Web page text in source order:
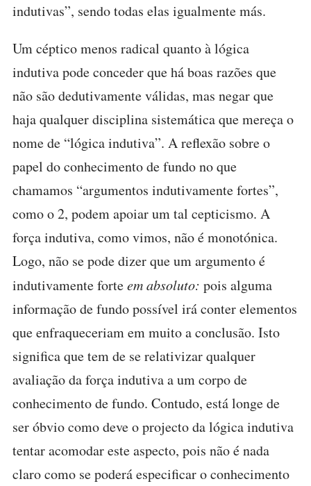
indutivas”, sendo todas elas igualmente más.
Um céptico menos radical quanto à lógica
indutiva pode conceder que há boas razões que
não são dedutivamente válidas, mas negar que
haja qualquer disciplina sistemática que mereça o
nome de “lógica indutiva”. A reflexão sobre o
papel do conhecimento de fundo no que
chamamos “argumentos indutivamente fortes”,
como o 2, podem apoiar um tal cepticismo. A
força indutiva, como vimos, não é monotónica.
Logo, não se pode dizer que um argumento é
indutivamente forteem absoluto: pois alguma
informação de fundo possível irá conter elementos
que enfraqueceriam em muito a conclusão. Isto
significa que tem de se relativizar qualquer
avaliação da força indutiva a um corpo de
conhecimento de fundo. Contudo, está longe de
ser óbvio como deve o projecto da lógica indutiva
tentar acomodar este aspecto, pois não é nada
claro como se poderá especificar o conhecimento